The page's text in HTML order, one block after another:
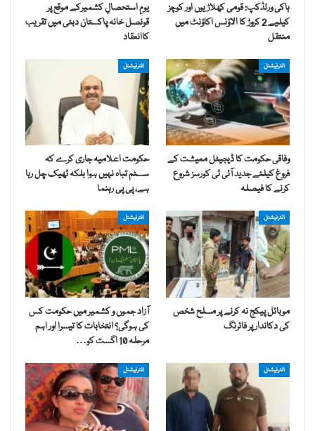
ہاکی ورلڈکپ: قومی کھلاڑیوں اور کوچز
کیلیے 2 کروڑ کا الاؤنس اکاؤنٹ میں
منتقل
یومِ استحصالِ کشمیرکے موقع پر
قونصل خانہ پاکستان دبئی میں تقریب
کاانعقاد
انٹرنیشنل
وفاقی حکومت کا ڈیجیٹل معیشت کے
فروغ کیلئے جدید آئی ٹی کورسز شروع
کرنے کا فیصلہ
انٹرنیشنل
حکومت اعلامیہ جاری کرے کہ
سسٹم تباہ نہیں ہوا بلکہ ٹھیک چل رہا
ہے، پی پی رہنما
انٹرنیشنل
موبائل پیکج نہ کرنے پر مسلح شخص
کی دکاندار پر فائرنگ
انٹرنیشنل
آزاد جموں و کشمیر میں حکومت کس
کی ہوگی؟ انتخابات کا تیسرا اور اہم
مرحلہ 10 اگست کو…
انٹرنیشنل انٹرنیشنل